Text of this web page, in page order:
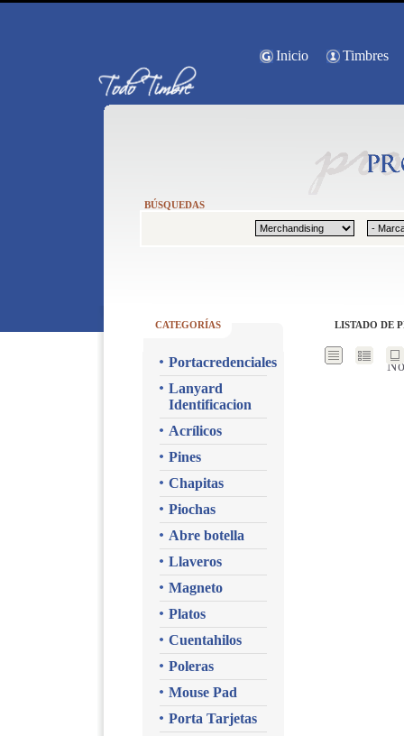
Inicio Timbres
BÚSQUEDAS
CATEGORÍAS
Portacredenciales
Lanyard
Identificacion
Acrílicos
Pines
Chapitas
Piochas
Abre botella
Llaveros
Magneto
Platos
Cuentahilos
Poleras
Mouse Pad
Porta Tarjetas
LISTADO DE